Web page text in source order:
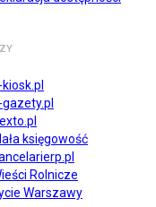
kiosk.pl
gazety.pl
księgowość
Rolnicze
Warszawy